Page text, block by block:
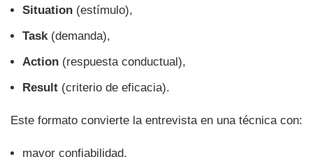
Situation (estímulo),
Task(demanda),
Action (respuesta conductual),
Result (criterio de eficacia).
Este formato convierte la entrevista en una técnica con:
mayor confiabilidad,